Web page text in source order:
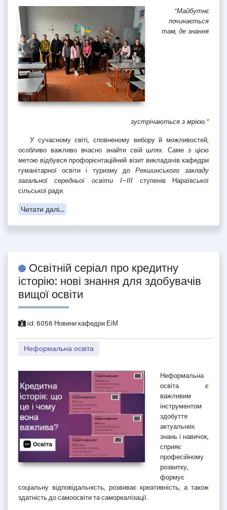
“Майбутнє
починається
там, де знання
зустрічаються з мрією.”
У сучасному світі, сповненому вибору й можливостей,
особливо важливо вчасно знайти свій шлях. Саме з цією
метою відбувся профорієнтаційний візит викладачів кафедри
гуманітарної освіти і туризму до Рекшинського закладу
загальної середньої освіти І–ІІІ ступенів Нараївської
сільської ради.
Читати далі...
Освітній серіал про кредитну
історію: нові знання для здобувачів
вищої освіти
id: 6056 Новини кафедри ЕіМ
Неформальна освіта
Неформальна
освіта є
важливим
інструментом
здобуття
актуальних
знань і навичок,
сприяє
професійному
розвитку,
формує
соціальну відповідальність, розвиває креативність, а також
здатність до самоосвіти та самореалізації.